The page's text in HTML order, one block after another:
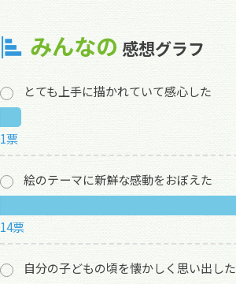
みんなの 感想グラフ
とても上手に描かれていて感心した
1票
絵のテーマに新鮮な感動をおぼえた
14票
自分の子どもの頃を懐かしく思い出した